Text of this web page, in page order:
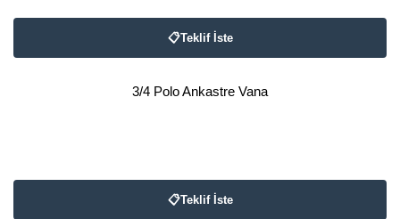
📋Teklif İste
3/4 Polo Ankastre Vana
📋Teklif İste